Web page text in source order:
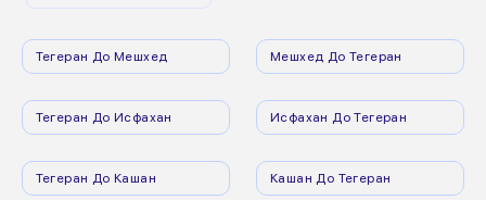
Тегеран До Мешхед Мешхед До Тегеран
Тегеран До Исфахан Исфахан До Тегеран
Тегеран До Кашан Кашан До Тегеран